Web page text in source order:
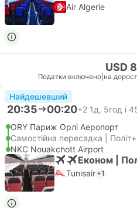
Air Algerie
USD
Податки включено на
Найдешевший
20:35 00:20+2 1д, 5год і
ORY Париж Орлі Аеропорт
Самостійна пересадка |
NKC Nouakchott Airport
Економ |
Tunisair +1